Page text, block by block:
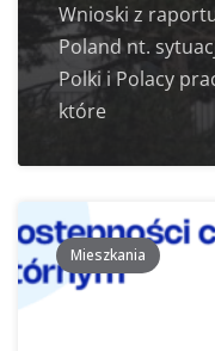
Wnioski z
Poland nt.
Polki i Polacy
które
Mieszkania